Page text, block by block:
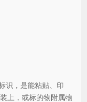
，是能粘贴、印
上，或标的物附属物